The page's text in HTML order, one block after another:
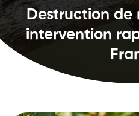
Destruction de
intervention